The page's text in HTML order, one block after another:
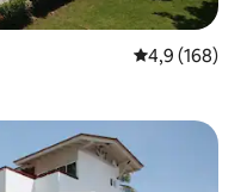
4,9 de uma
4,9 (168)